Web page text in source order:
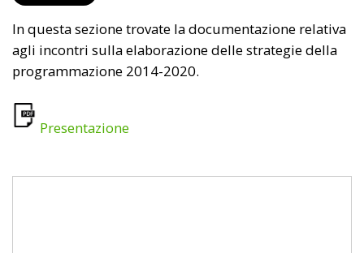
In questa sezione trovate la documentazione relativa
agli incontri sulla elaborazione delle strategie della
programmazione 2014-2020.
Presentazione